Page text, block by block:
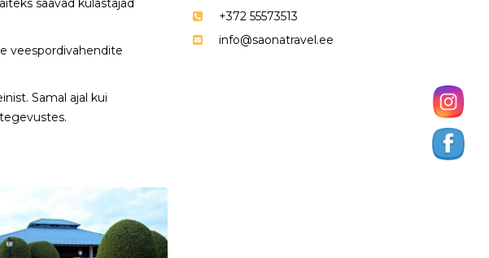
saavad külastajad
veespordivahendite
Samal ajal kui
+372 55573513
info@saonatravel.ee